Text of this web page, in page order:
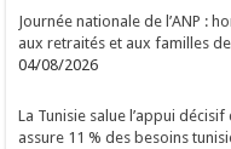
Journée nationale de l’ANP :
aux retraités et aux familles
04/08/2026
La Tunisie salue l’appui décisif
assure 11 % des besoins